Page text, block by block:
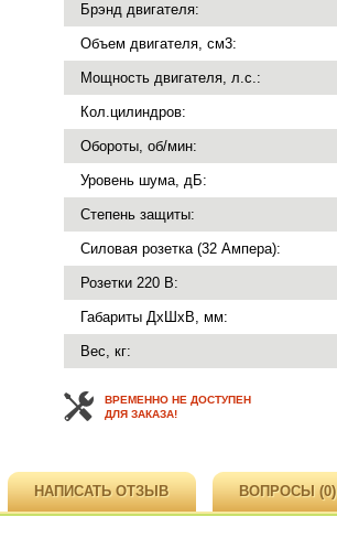
Брэнд двигателя:
Объем двигателя, см3:
Мощность двигателя, л.с.:
Кол.цилиндров:
Обороты, об/мин:
Уровень шума, дБ:
Степень защиты:
Силовая розетка (32 Ампера):
Розетки 220 В:
Габариты ДхШхВ, мм:
Вес, кг:
ВРЕМЕННО НЕ ДОСТУПЕН
ДЛЯ ЗАКАЗА!
НАПИСАТЬ ОТЗЫВ ВОПРОСЫ (0)